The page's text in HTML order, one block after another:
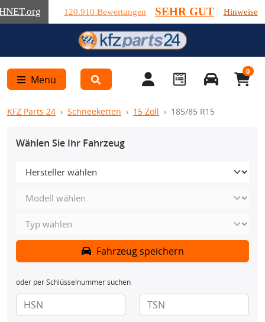
.org 120.910 Bewertungen SEHR GUT Hinweise
Menü
0
KFZ Parts 24 Schneeketten 15 Zoll 185/85 R15
Wählen Sie Ihr Fahrzeug
Fahrzeug speichern
oder per Schlüsselnummer suchen